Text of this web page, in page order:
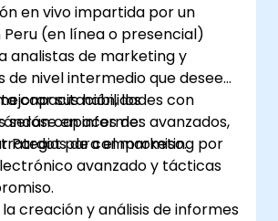
en vivo impartida por un
(en línea o presencial)
analistas de marketing y
de nivel intermedio que deseen
sus habilidades con
en informes avanzados,
de compromiso.
capacitación, los
serán capaces de:
Pardot para el marketing por
avanzado y tácticas
creación y análisis de informes